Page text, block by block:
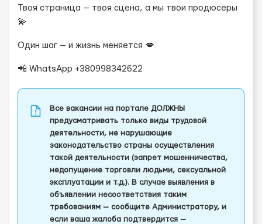
Твоя страница — твоя сцена, а мы твои продюсеры
💫
Один шаг — и жизнь меняется 💋
📲 WhatsApp +380998342622
Все вакансии на портале ДОЛЖНЫ
предусматривать только виды трудовой
деятельности, не нарушающие
законодательство страны осуществления
такой деятельности (запрет мошенничества,
недопущение торговли людьми, сексуальной
эксплуатации и т.д.). В случае выявления в
объявлении несоответствия таким
требованиям — сообщите Администратору, и
если ваша жалоба подтвердится —